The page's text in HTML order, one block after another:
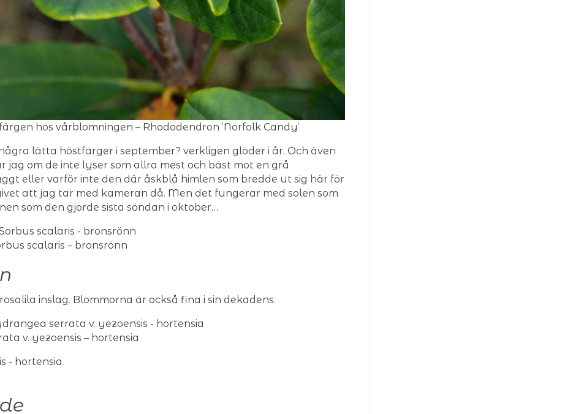
hos vårblomningen – Rhododendron ’Norfolk Candy’
lätta höstfärger i september? verkligen glöder i år. Och även
om de inte lyser som allra mest och bäst mot en grå
eller varför inte den där åskblå himlen som bredde ut sig här för
att jag tar med kameran då. Men det fungerar med solen som
som den gjorde sista söndan i oktober…
scalaris – bronsrönn
inslag. Blommorna är också fina i sin dekadens.
v. yezoensis – hortensia